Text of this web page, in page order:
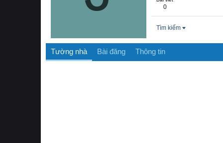
0
Tìm kiếm
Tường nhà Bài đăng Thông tin